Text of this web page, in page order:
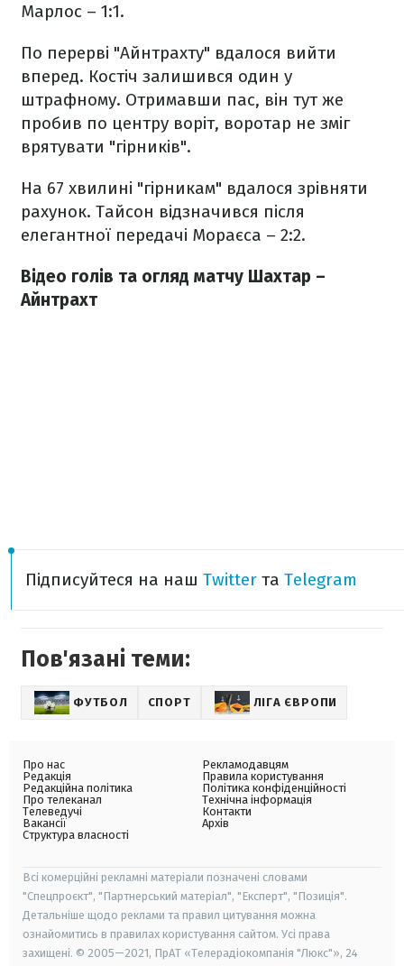
Марлос – 1:1.
По перерві "Айнтрахту" вдалося вийти
вперед. Костіч залишився один у
штрафному. Отримавши пас, він тут же
пробив по центру воріт, воротар не зміг
врятувати "гірників".
На 67 хвилині "гірникам" вдалося зрівняти
рахунок. Тайсон відзначився після
елегантної передачі Мораєса – 2:2.
Відео голів та огляд матчу Шахтар –
Айнтрахт
Підписуйтеся на наш Twitter та Telegram
Пов'язані теми:
ФУТБОЛ СПОРТ ЛІГА ЄВРОПИ
Про нас
Редакція
Редакційна політика
Про телеканал
Телеведучі
Вакансії
Структура власності
Рекламодавцям
Правила користування
Політика конфіденційності
Технічна інформація
Контакти
Архів
Всі комерційні рекламні матеріали позначені словами
"Спецпроєкт", "Партнерський матеріал", "Експерт", "Позиція".
Детальніше щодо реклами та правил цитування можна
ознайомитись в правилах користування сайтом. Усі права
захищені. © 2005—2021, ПрАТ «Телерадіокомпанія "Люкс"», 24